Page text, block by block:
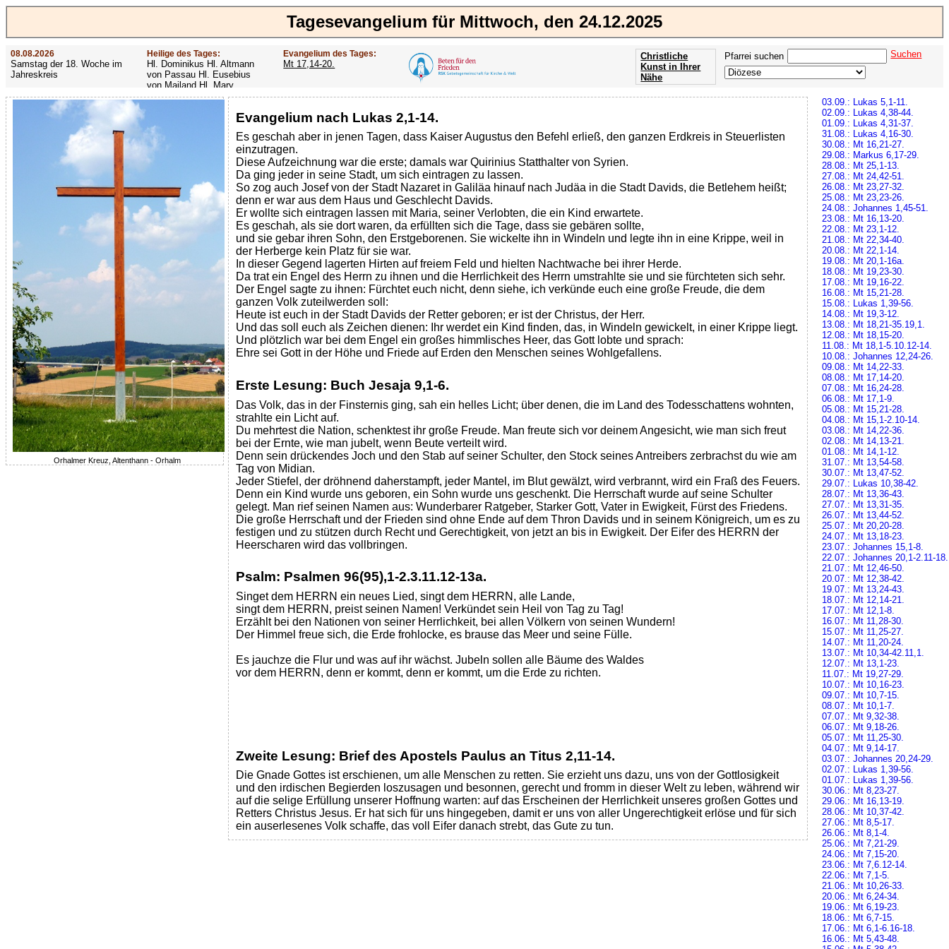
Tagesevangelium für Mittwoch, den 24.12.2025
08.08.2026
Samstag der 18. Woche im
Jahreskreis
Heilige des Tages:
Hl. Dominikus Hl. Altmann
von Passau Hl. Eusebius
von Mailand Hl. Mary
MacKillop Hl. Cyriakus Hl.
Hildiger Vierzehn heilige
Nothelfer Hl. Famian Hl.
Rathard
Evangelium des Tages:
Mt 17,14-20.
Pfarrei suchen Suchen
Christliche
Kunst in Ihrer
Nähe
Offenbarung
der Apokalypse
des Johannes
Orhalmer Kreuz, Altenthann - Orhalm
03.09.: Lukas 5,1-11.
02.09.: Lukas 4,38-44.
01.09.: Lukas 4,31-37.
31.08.: Lukas 4,16-30.
30.08.: Mt 16,21-27.
29.08.: Markus 6,17-29.
28.08.: Mt 25,1-13.
27.08.: Mt 24,42-51.
26.08.: Mt 23,27-32.
25.08.: Mt 23,23-26.
24.08.: Johannes 1,45-51.
23.08.: Mt 16,13-20.
22.08.: Mt 23,1-12.
21.08.: Mt 22,34-40.
20.08.: Mt 22,1-14.
19.08.: Mt 20,1-16a.
18.08.: Mt 19,23-30.
17.08.: Mt 19,16-22.
16.08.: Mt 15,21-28.
15.08.: Lukas 1,39-56.
14.08.: Mt 19,3-12.
13.08.: Mt 18,21-35.19,1.
12.08.: Mt 18,15-20.
11.08.: Mt 18,1-5.10.12-14.
10.08.: Johannes 12,24-26.
09.08.: Mt 14,22-33.
08.08.: Mt 17,14-20.
07.08.: Mt 16,24-28.
06.08.: Mt 17,1-9.
05.08.: Mt 15,21-28.
04.08.: Mt 15,1-2.10-14.
03.08.: Mt 14,22-36.
02.08.: Mt 14,13-21.
01.08.: Mt 14,1-12.
31.07.: Mt 13,54-58.
30.07.: Mt 13,47-52.
29.07.: Lukas 10,38-42.
28.07.: Mt 13,36-43.
27.07.: Mt 13,31-35.
26.07.: Mt 13,44-52.
25.07.: Mt 20,20-28.
24.07.: Mt 13,18-23.
23.07.: Johannes 15,1-8.
22.07.: Johannes 20,1-2.11-18.
21.07.: Mt 12,46-50.
20.07.: Mt 12,38-42.
19.07.: Mt 13,24-43.
18.07.: Mt 12,14-21.
17.07.: Mt 12,1-8.
16.07.: Mt 11,28-30.
15.07.: Mt 11,25-27.
14.07.: Mt 11,20-24.
13.07.: Mt 10,34-42.11,1.
12.07.: Mt 13,1-23.
11.07.: Mt 19,27-29.
10.07.: Mt 10,16-23.
09.07.: Mt 10,7-15.
08.07.: Mt 10,1-7.
07.07.: Mt 9,32-38.
06.07.: Mt 9,18-26.
05.07.: Mt 11,25-30.
04.07.: Mt 9,14-17.
03.07.: Johannes 20,24-29.
02.07.: Lukas 1,39-56.
01.07.: Lukas 1,39-56.
30.06.: Mt 8,23-27.
29.06.: Mt 16,13-19.
28.06.: Mt 10,37-42.
27.06.: Mt 8,5-17.
26.06.: Mt 8,1-4.
25.06.: Mt 7,21-29.
24.06.: Mt 7,15-20.
23.06.: Mt 7,6.12-14.
22.06.: Mt 7,1-5.
21.06.: Mt 10,26-33.
20.06.: Mt 6,24-34.
19.06.: Mt 6,19-23.
18.06.: Mt 6,7-15.
17.06.: Mt 6,1-6.16-18.
16.06.: Mt 5,43-48.
Evangelium nach Lukas 2,1-14.
Es geschah aber in jenen Tagen, dass Kaiser Augustus den Befehl erließ, den ganzen Erdkreis in Steuerlisten
einzutragen.
Diese Aufzeichnung war die erste; damals war Quirinius Statthalter von Syrien.
Da ging jeder in seine Stadt, um sich eintragen zu lassen.
So zog auch Josef von der Stadt Nazaret in Galiläa hinauf nach Judäa in die Stadt Davids, die Betlehem heißt;
denn er war aus dem Haus und Geschlecht Davids.
Er wollte sich eintragen lassen mit Maria, seiner Verlobten, die ein Kind erwartete.
Es geschah, als sie dort waren, da erfüllten sich die Tage, dass sie gebären sollte,
und sie gebar ihren Sohn, den Erstgeborenen. Sie wickelte ihn in Windeln und legte ihn in eine Krippe, weil in
der Herberge kein Platz für sie war.
In dieser Gegend lagerten Hirten auf freiem Feld und hielten Nachtwache bei ihrer Herde.
Da trat ein Engel des Herrn zu ihnen und die Herrlichkeit des Herrn umstrahlte sie und sie fürchteten sich sehr.
Der Engel sagte zu ihnen: Fürchtet euch nicht, denn siehe, ich verkünde euch eine große Freude, die dem
ganzen Volk zuteilwerden soll:
Heute ist euch in der Stadt Davids der Retter geboren; er ist der Christus, der Herr.
Und das soll euch als Zeichen dienen: Ihr werdet ein Kind finden, das, in Windeln gewickelt, in einer Krippe liegt.
Und plötzlich war bei dem Engel ein großes himmlisches Heer, das Gott lobte und sprach:
Ehre sei Gott in der Höhe und Friede auf Erden den Menschen seines Wohlgefallens.
Erste Lesung: Buch Jesaja 9,1-6.
Das Volk, das in der Finsternis ging, sah ein helles Licht; über denen, die im Land des Todesschattens wohnten,
strahlte ein Licht auf.
Du mehrtest die Nation, schenktest ihr große Freude. Man freute sich vor deinem Angesicht, wie man sich freut
bei der Ernte, wie man jubelt, wenn Beute verteilt wird.
Denn sein drückendes Joch und den Stab auf seiner Schulter, den Stock seines Antreibers zerbrachst du wie am
Tag von Midian.
Jeder Stiefel, der dröhnend daherstampft, jeder Mantel, im Blut gewälzt, wird verbrannt, wird ein Fraß des Feuers.
Denn ein Kind wurde uns geboren, ein Sohn wurde uns geschenkt. Die Herrschaft wurde auf seine Schulter
gelegt. Man rief seinen Namen aus: Wunderbarer Ratgeber, Starker Gott, Vater in Ewigkeit, Fürst des Friedens.
Die große Herrschaft und der Frieden sind ohne Ende auf dem Thron Davids und in seinem Königreich, um es zu
festigen und zu stützen durch Recht und Gerechtigkeit, von jetzt an bis in Ewigkeit. Der Eifer des HERRN der
Heerscharen wird das vollbringen.
Psalm: Psalmen 96(95),1-2.3.11.12-13a.
Singet dem HERRN ein neues Lied, singt dem HERRN, alle Lande,
singt dem HERRN, preist seinen Namen! Verkündet sein Heil von Tag zu Tag!
Erzählt bei den Nationen von seiner Herrlichkeit, bei allen Völkern von seinen Wundern!
Der Himmel freue sich, die Erde frohlocke, es brause das Meer und seine Fülle.
Es jauchze die Flur und was auf ihr wächst. Jubeln sollen alle Bäume des Waldes
vor dem HERRN, denn er kommt, denn er kommt, um die Erde zu richten.
Zweite Lesung: Brief des Apostels Paulus an Titus 2,11-14.
Die Gnade Gottes ist erschienen, um alle Menschen zu retten. Sie erzieht uns dazu, uns von der Gottlosigkeit
und den irdischen Begierden loszusagen und besonnen, gerecht und fromm in dieser Welt zu leben, während wir
auf die selige Erfüllung unserer Hoffnung warten: auf das Erscheinen der Herrlichkeit unseres großen Gottes und
Retters Christus Jesus. Er hat sich für uns hingegeben, damit er uns von aller Ungerechtigkeit erlöse und für sich
ein auserlesenes Volk schaffe, das voll Eifer danach strebt, das Gute zu tun.